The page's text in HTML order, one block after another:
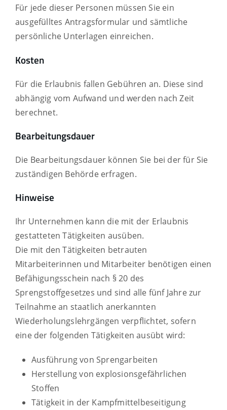
Für jede dieser Personen müssen Sie ein
ausgefülltes Antragsformular und sämtliche
persönliche Unterlagen einreichen.
Kosten
Für die Erlaubnis fallen Gebühren an. Diese sind
abhängig vom Aufwand und werden nach Zeit
berechnet.
Bearbeitungsdauer
Die Bearbeitungsdauer können Sie bei der für Sie
zuständigen Behörde erfragen.
Hinweise
Ihr Unternehmen kann die mit der Erlaubnis
gestatteten Tätigkeiten ausüben.
Die mit den Tätigkeiten betrauten
Mitarbeiterinnen und Mitarbeiter benötigen einen
Befähigungsschein nach § 20 des
Sprengstoffgesetzes und sind alle fünf Jahre zur
Teilnahme an staatlich anerkannten
Wiederholungslehrgängen verpflichtet, sofern
eine der folgenden Tätigkeiten ausübt wird:
Ausführung von Sprengarbeiten
Herstellung von explosionsgefährlichen
Stoffen
Tätigkeit in der Kampfmittelbeseitigung